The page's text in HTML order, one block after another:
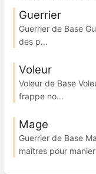
Guerrier
Guerrier de Base
des p...
Voleur
Voleur de Base
frappe no...
Mage
Guerrier de Base
maîtres pour